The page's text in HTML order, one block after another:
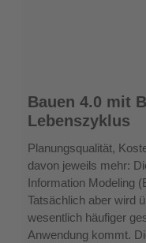
Bauen
4.0
mit
BIM:
Modell
für
den
Lebenszyklus
Bauen 4.0 mit
Lebenszyklus
Planungsqualität,
davon jeweils mehr:
Information Modeling
Tatsächlich aber wird
wesentlich häufiger
Anwendung kommt.